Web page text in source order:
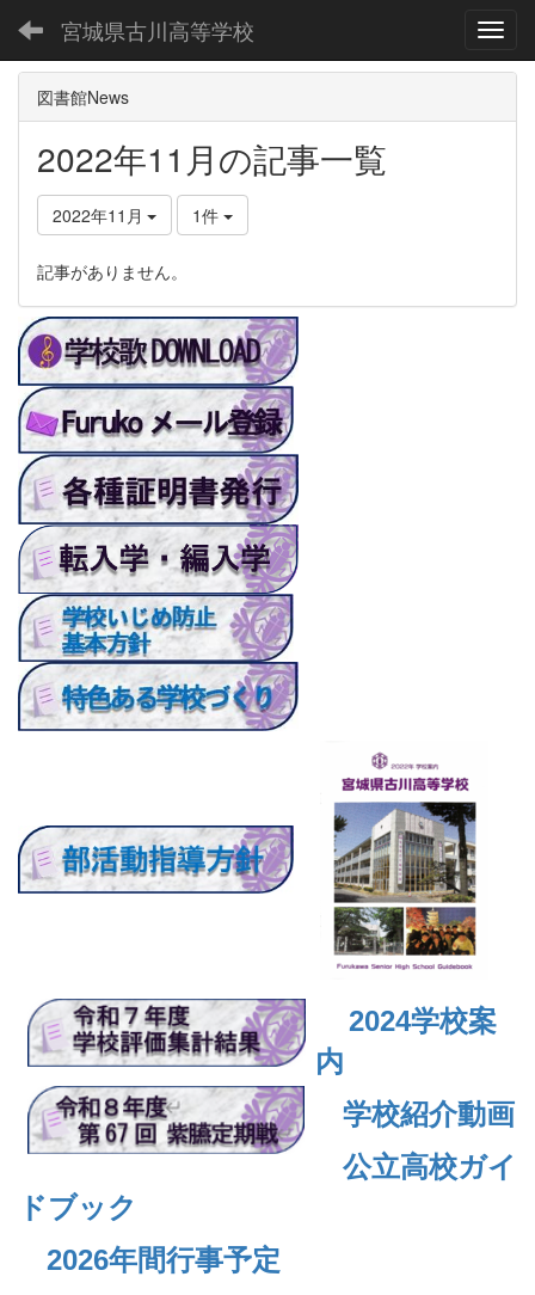
宮城県古川高等学校
図書館News
2022年11月の記事一覧
2022年11月 1件
記事がありません。
2024学校案
内
学校紹介動画
公立高校ガイ
ドブック
2026年間行事予定